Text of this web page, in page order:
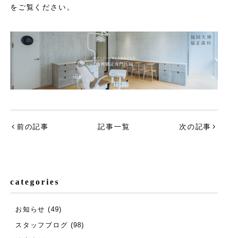
をご覧ください。
前の記事 記事一覧 次の記事
categories
お知らせ (49)
スタッフブログ (98)